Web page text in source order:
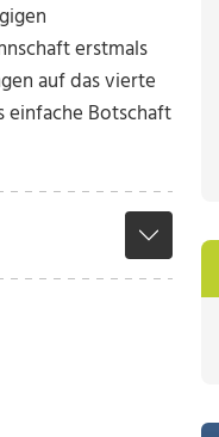
erstmals
auf das vierte
einfache Botschaft